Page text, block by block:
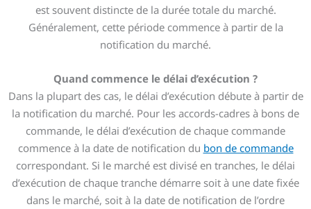
est souvent distincte de la durée totale du marché.
Généralement, cette période commence à partir de la
notification du marché.
Quand commence le délai d’exécution ?
Dans la plupart des cas, le délai d’exécution débute à partir de
la notification du marché. Pour les accords-cadres à bons de
commande, le délai d’exécution de chaque commande
commence à la date de notification du bon de commande
correspondant. Si le marché est divisé en tranches, le délai
d’exécution de chaque tranche démarre soit à une date fixée
dans le marché, soit à la date de notification de l’ordre